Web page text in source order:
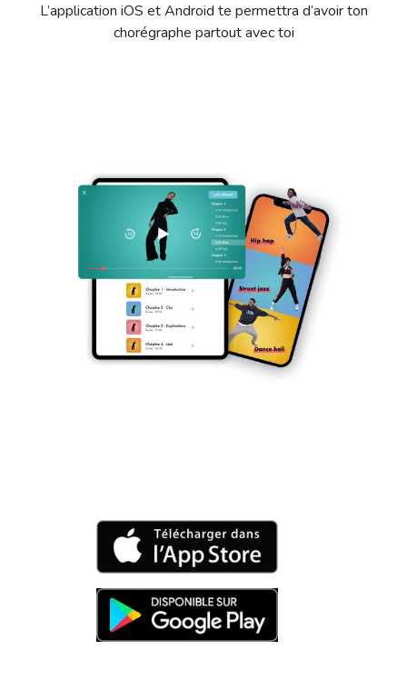
L’application iOS et Android te permettra d’avoir ton
chorégraphe partout avec toi